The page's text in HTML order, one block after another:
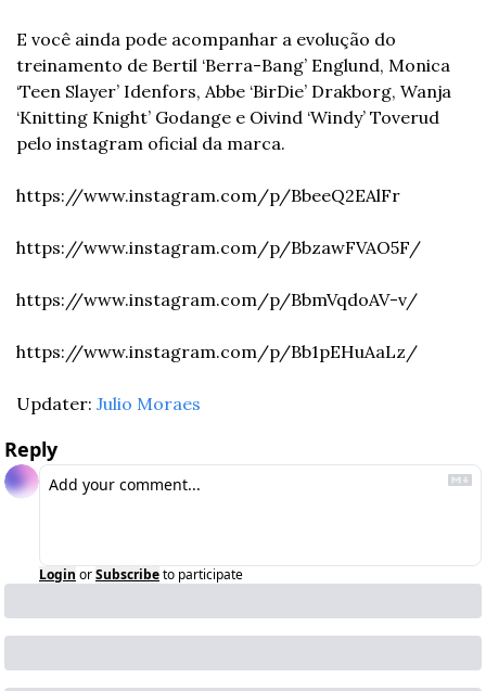
E você ainda pode acompanhar a evolução do
treinamento de Bertil ‘Berra-Bang’ Englund, Monica
‘Teen Slayer’ Idenfors, Abbe ‘BirDie’ Drakborg, Wanja
‘Knitting Knight’ Godange e Oivind ‘Windy’ Toverud
pelo instagram oficial da marca.
https://www.instagram.com/p/BbeeQ2EAlFr
https://www.instagram.com/p/BbzawFVAO5F/
https://www.instagram.com/p/BbmVqdoAV-v/
https://www.instagram.com/p/Bb1pEHuAaLz/
Updater: Julio Moraes
Reply
Login orSubscribeto participate